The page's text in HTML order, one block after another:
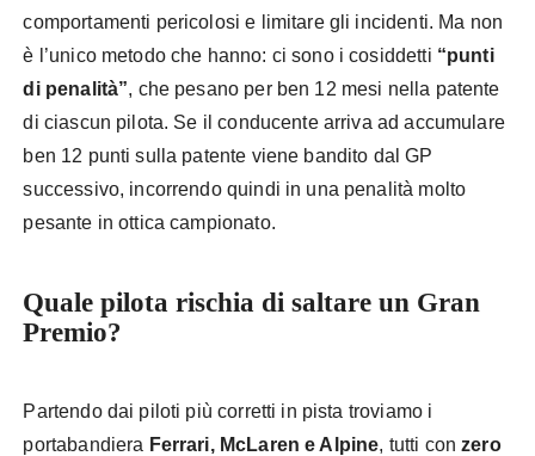
comportamenti pericolosi e limitare gli incidenti. Ma non
è l’unico metodo che hanno: ci sono i cosiddetti “punti
di penalità”, che pesano per ben 12 mesi nella patente
di ciascun pilota. Se il conducente arriva ad accumulare
ben 12 punti sulla patente viene bandito dal GP
successivo, incorrendo quindi in una penalità molto
pesante in ottica campionato.
Quale pilota rischia di saltare un Gran
Premio?
Partendo dai piloti più corretti in pista troviamo i
portabandiera Ferrari, McLaren e Alpine, tutti conzero